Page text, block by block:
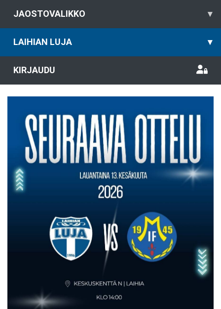
JAOSTOVALIKKO ▾
LAIHIAN LUJA ▾
KIRJAUDU